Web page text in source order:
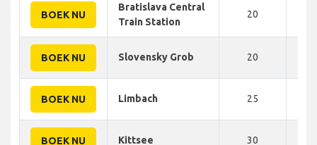
BOEK NU
Bratislava Central
Train Station
20
BOEK NU Slovensky Grob 20
BOEK NU Limbach 25
BOEK NU Kittsee 30